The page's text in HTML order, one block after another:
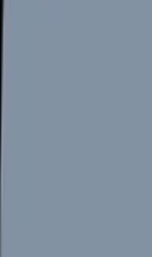
か、条件を比べ
安が強くなった時は
択肢・相談先」を分
知を受け取る
外部
時期を自社で預かり
断
辞めるべきか迷
す。
給料
設形態から、今の給